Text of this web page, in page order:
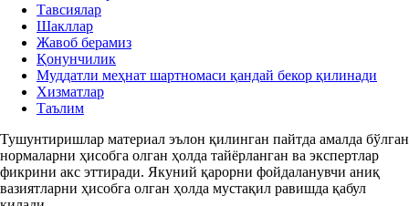
Тавсиялар
Шакллар
Жавоб берамиз
Қонунчилик
Муддатли меҳнат шартномаси қандай бекор қилинади
Хизматлар
Таълим
Тушунтиришлар материал эълон қилинган пайтда амалда бўлган
нормаларни ҳисобга олган ҳолда тайёрланган ва экспертлар
фикрини акс эттиради. Якуний қарорни фойдаланувчи аниқ
вазиятларни ҳисобга олган ҳолда мустақил равишда қабул